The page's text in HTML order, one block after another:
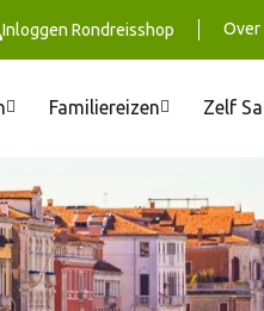
Inloggen Rondreisshop Over
Familiereizen Zelf